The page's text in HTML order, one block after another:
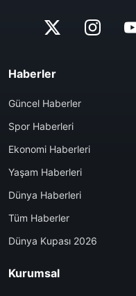
Haberler
Güncel Haberler
Spor Haberleri
Ekonomi Haberleri
Yaşam Haberleri
Dünya Haberleri
Tüm Haberler
Dünya Kupası 2026
Kurumsal